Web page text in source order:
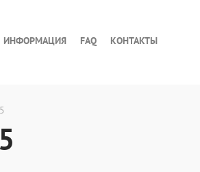
ИНФОРМАЦИЯ FAQ КОНТАКТЫ